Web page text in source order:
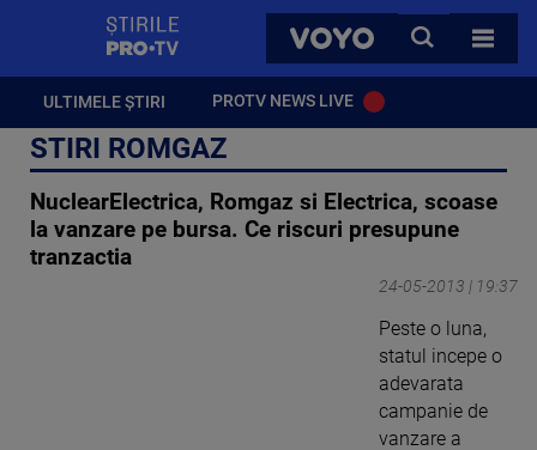
VOYO
CAUTA
TOATE
ULTIMELE ȘTIRI PROTV NEWS LIVE
STIRI ROMGAZ
NuclearElectrica, Romgaz si Electrica, scoase
la vanzare pe bursa. Ce riscuri presupune
tranzactia
24-05-2013 | 19:37
Peste o luna,
statul incepe o
adevarata
campanie de
vanzare a